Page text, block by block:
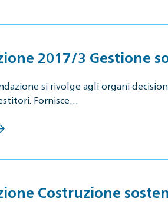
2017/3 Gestione
si rivolge agli organi
Fornisce…
Costruzione